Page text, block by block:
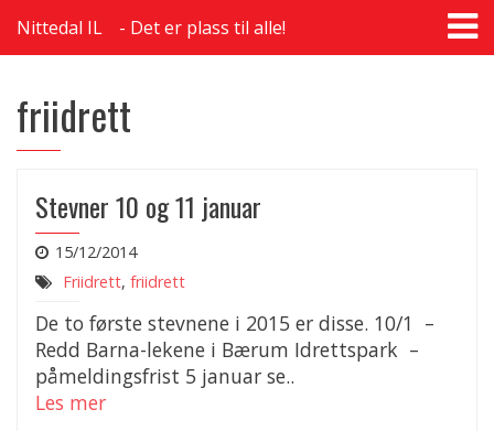
Nittedal IL Det er plass til alle!
friidrett
Stevner 10 og 11 januar
15/12/2014
Friidrett, friidrett
De to første stevnene i 2015 er disse. 10/1 –
Redd Barna-lekene i Bærum Idrettspark –
påmeldingsfrist 5 januar se..
Les mer